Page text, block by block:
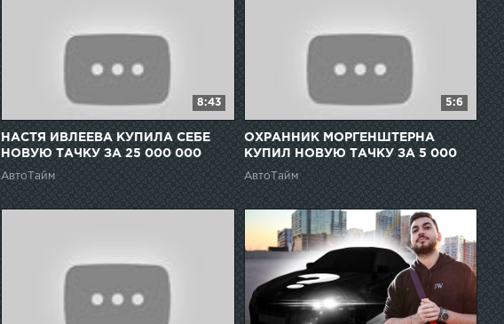
8:43
НАСТЯ ИВЛЕЕВА КУПИЛА СЕБЕ
НОВУЮ ТАЧКУ ЗА 25 000 000
РУБЛЕЙ!!! (ВАЖНОЕ ОБРАЩЕНИЕ)
АвтоТайм
5:6
ОХРАННИК МОРГЕНШТЕРНА
КУПИЛ НОВУЮ ТАЧКУ ЗА 5 000
000 РУБЛЕЙ??? (ТОП-5 ТАЧЕК
ДЛЯ АЗИЗА)
АвтоТайм